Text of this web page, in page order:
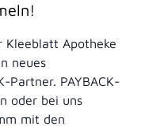
Kleeblatt Apotheke
neues
Partner. PAYBACK-
oder bei uns
mit den